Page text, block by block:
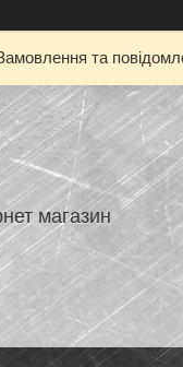
та
магазин